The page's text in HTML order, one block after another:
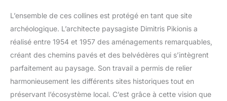
L’ensemble de ces collines est protégé en tant que site
archéologique. L’architecte paysagiste Dimitris Pikionis a
réalisé entre 1954 et 1957 des aménagements remarquables,
créant des chemins pavés et des belvédères qui s’intègrent
parfaitement au paysage. Son travail a permis de relier
harmonieusement les différents sites historiques tout en
préservant l’écosystème local. C’est grâce à cette vision que